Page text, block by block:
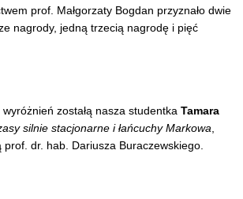
prof. Małgorzaty Bogdan przyznało dwie
nagrody, jedną trzecią nagrodę i pięć
zostałą nasza studentka Tamara
silnie stacjonarne i łańcuchy Markowa
dr. hab. Dariusza Buraczewskiego.